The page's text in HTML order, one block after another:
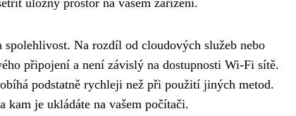
Na rozdíl od cloudových služeb nebo
připojení a není závislý na dostupnosti Wi-Fi sítě.
podstatně rychleji než při použití jiných metod.
je ukládáte na vašem počítači.